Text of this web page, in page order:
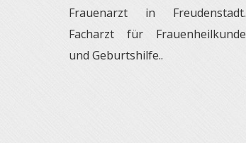
Frauenarzt in Freudenstadt.
Facharzt für Frauenheilkunde
und Geburtshilfe..